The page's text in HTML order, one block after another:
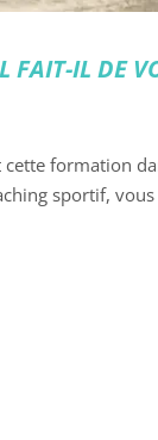
FAIT-IL DE
formation
sportif,